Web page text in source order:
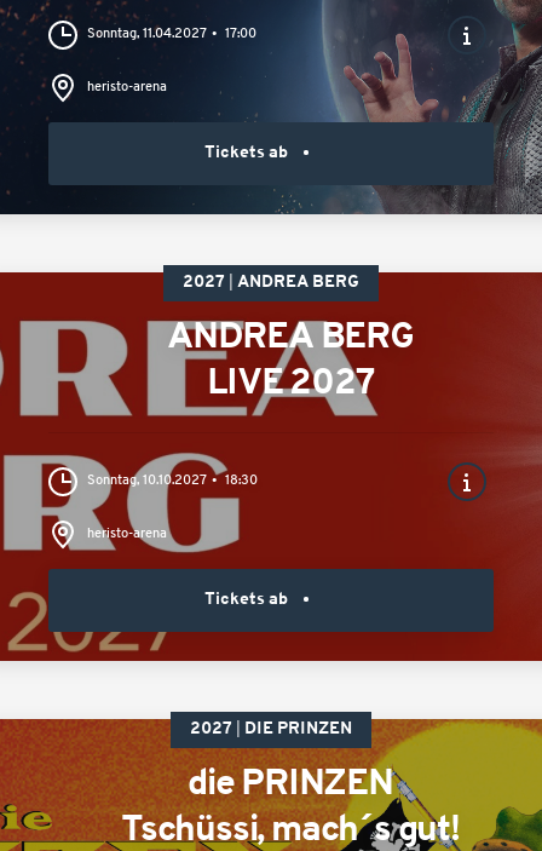
Sonntag, 11.04.2027 17:00
heristo-arena
Tickets ab
2027 ANDREA BERG
ANDREA BERG
LIVE 2027
Sonntag, 10.10.2027 18:30
heristo-arena
Tickets ab
2027 DIE PRINZEN
die PRINZEN
Tschüssi, mach´s gut!